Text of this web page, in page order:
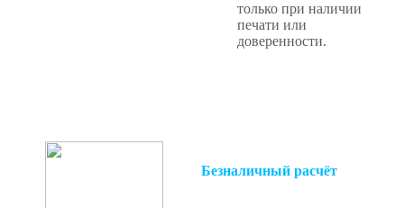
только при наличии
печати или
доверенности.
Безналичный расчёт